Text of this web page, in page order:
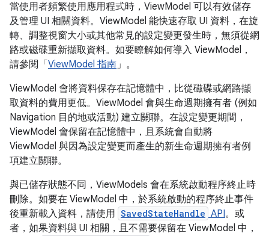
當使用者頻繁使用應用程式時，ViewModel 可以有效儲存
及管理 UI 相關資料。ViewModel 能快速存取 UI 資料，在旋
轉、調整視窗大小或其他常見的設定變更發生時，無須從網
路或磁碟重新擷取資料。如要瞭解如何導入 ViewModel，
請參閱「 ViewModel 指南」。
ViewModel 會將資料保存在記憶體中，比從磁碟或網路擷
取資料的費用更低。ViewModel 會與生命週期擁有者 (例如
Navigation 目的地或活動) 建立關聯。在設定變更期間，
ViewModel 會保留在記憶體中，且系統會自動將
ViewModel 與因為設定變更而產生的新生命週期擁有者例
項建立關聯。
與已儲存狀態不同，ViewModels 會在系統啟動程序終止時
刪除。如要在 ViewModel 中，於系統啟動的程序終止事件
後重新載入資料，請使用 SavedStateHandle API。或
者，如果資料與 UI 相關，且不需要保留在 ViewModel 中，